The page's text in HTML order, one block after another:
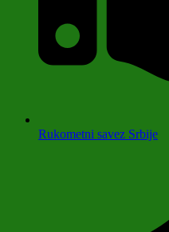
Rukometni savez Srbije